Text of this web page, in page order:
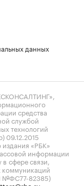
данных
средства
службой
технологий
09.12.2015
«РБК»
информации
сфере связи,
№ФС77-82385)